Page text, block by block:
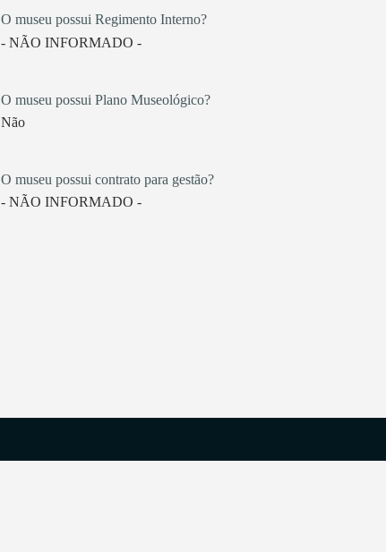
O museu possui Regimento Interno?
- NÃO INFORMADO -
O museu possui Plano Museológico?
Não
O museu possui contrato para gestão?
- NÃO INFORMADO -